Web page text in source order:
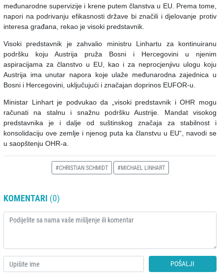
međunarodne supervizije i krene putem članstva u EU. Prema tome,
napori na podrivanju efikasnosti države bi značili i djelovanje protiv
interesa građana, rekao je visoki predstavnik.
Visoki predstavnik je zahvalio ministru Linhartu za kontinuiranu
podršku koju Austrija pruža Bosni i Hercegovini u njenim
aspiracijama za članstvo u EU, kao i za neprocjenjivu ulogu koju
Austrija ima unutar napora koje ulaže međunarodna zajednica u
Bosni i Hercegovini, uključujući i značajan doprinos EUFOR-u.
Ministar Linhart je podvukao da „visoki predstavnik i OHR mogu
računati na stalnu i snažnu podršku Austrije. Mandat visokog
predstavnika je i dalje od suštinskog značaja za stabilnost i
konsolidaciju ove zemlje i njenog puta ka članstvu u EU“, navodi se
u saopštenju OHR-a.
#CHRISTIAN SCHMIDT #MICHAEL LINHART
KOMENTARI (0)
POŠALJI